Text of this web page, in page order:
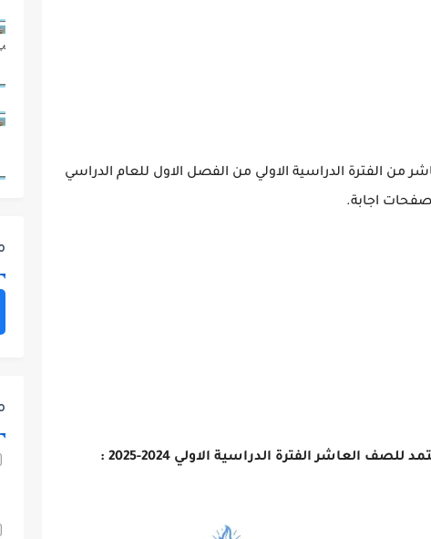
من الفترة الدراسية الاولي من الفصل الاول للعام الدراسي
العاشر الفترة الدراسية الاولي 2024-2025 :